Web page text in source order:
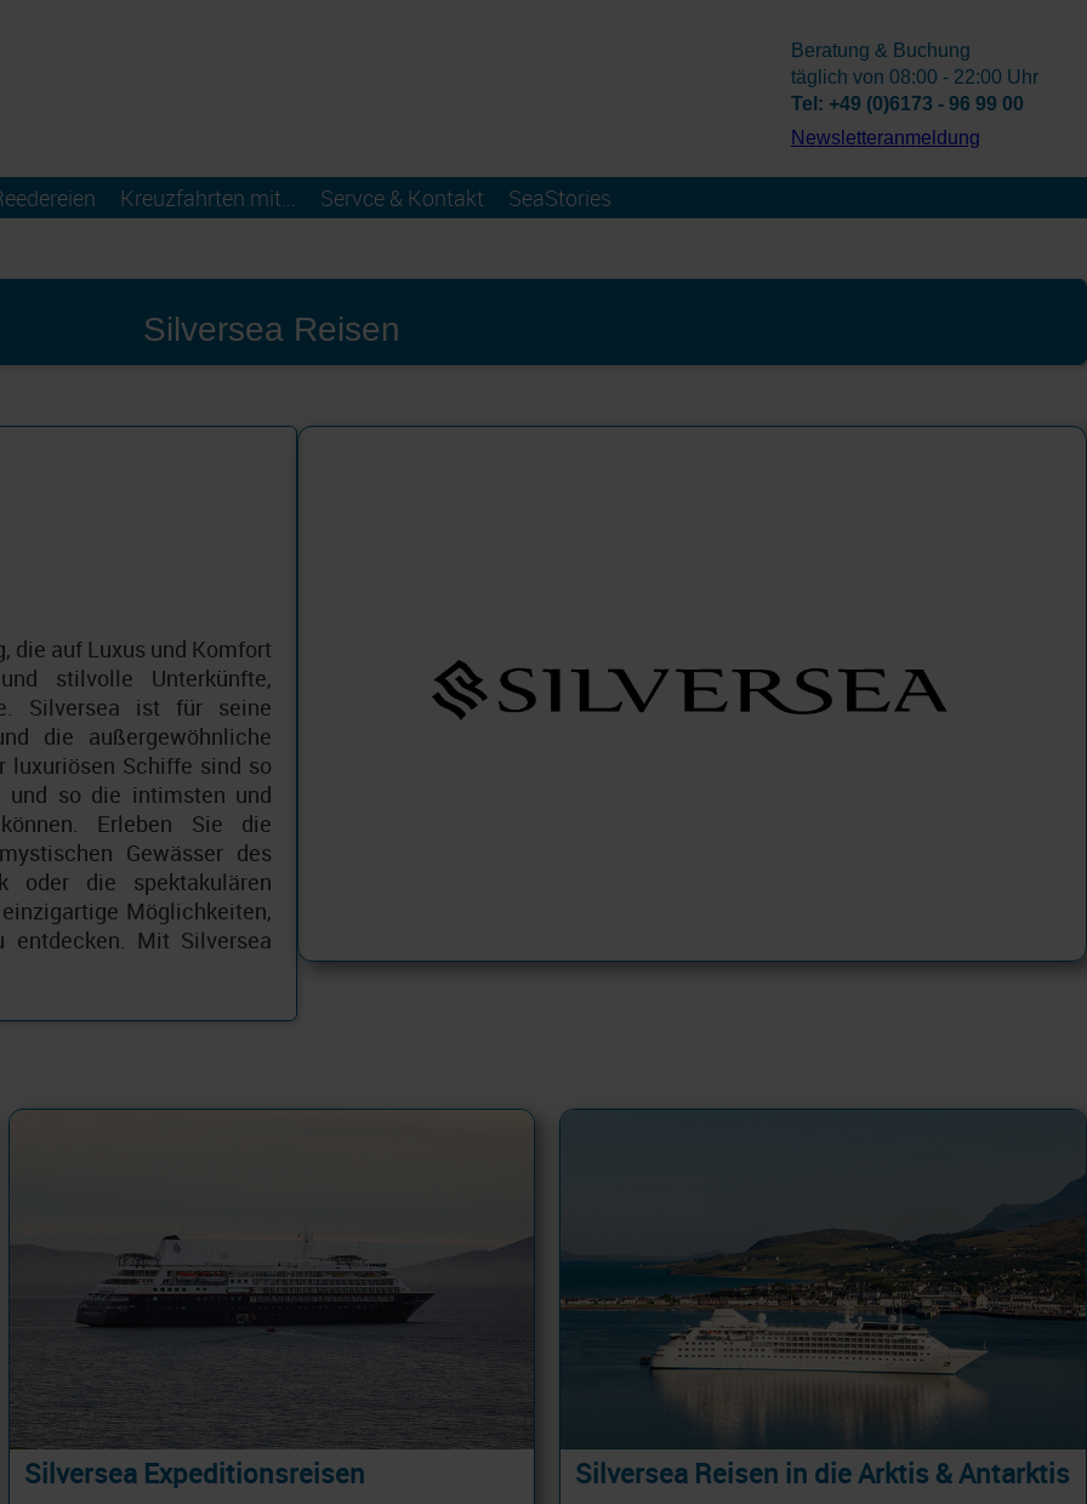
Kreuzfahrten mit... Servce & Kontakt SeaStories
Beratung & Buchung
täglich von 08:00 - 22:00 Uhr
Tel: +49 (0)6173 - 96 99 00
­Newsletteranmeldung
Silversea Reisen
die auf Luxus und Komfort
stilvolle Unterkünfte,
Silversea ist für seine
die außergewöhnliche
luxuriösen Schiffe sind so
und so die intimsten und
Erleben Sie die
Gewässer des
oder die spektakulären
Möglichkeiten,
entdecken. Mit Silversea
Silversea Expeditionsreisen Silversea Reisen in die Arktis & Antarktis